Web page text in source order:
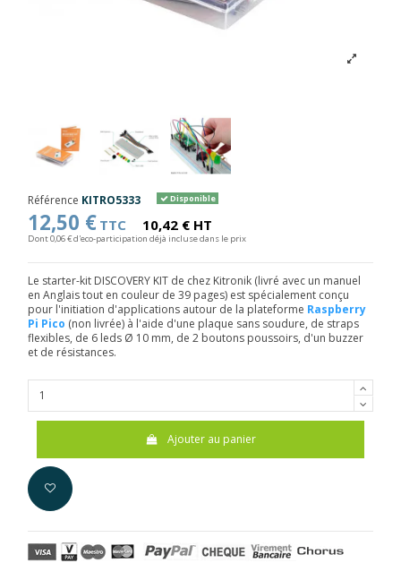
Référence KITRO5333 Disponible
12,50 € TTC 10,42 € HT
Dont 0,06 € d'eco-participation déjà incluse dans le prix
Le starter-kit DISCOVERY KIT de chez Kitronik (livré avec un manuel
en Anglais tout en couleur de 39 pages) est spécialement conçu
pour l'initiation d'applications autour de la plateforme Raspberry
Pi Pico (non livrée) à l'aide d'une plaque sans soudure, de straps
flexibles, de 6 leds Ø 10 mm, de 2 boutons poussoirs, d'un buzzer
et de résistances.
Ajouter au panier